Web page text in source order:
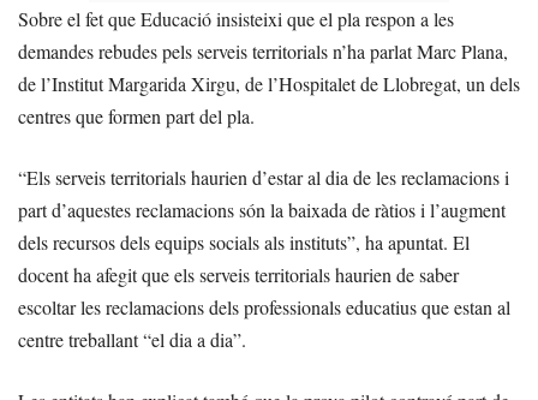
Sobre el fet que Educació insisteixi que el pla respon a les
demandes rebudes pels serveis territorials n’ha parlat Marc Plana,
de l’Institut Margarida Xirgu, de l’Hospitalet de Llobregat, un dels
centres que formen part del pla.
“Els serveis territorials haurien d’estar al dia de les reclamacions i
part d’aquestes reclamacions són la baixada de ràtios i l’augment
dels recursos dels equips socials als instituts”, ha apuntat. El
docent ha afegit que els serveis territorials haurien de saber
escoltar les reclamacions dels professionals educatius que estan al
centre treballant “el dia a dia”.